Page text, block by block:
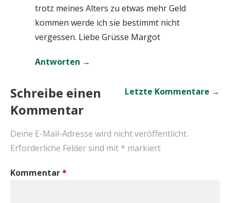
trotz meines Alters zu etwas mehr Geld
kommen werde ich sie bestimmt nicht
vergessen. Liebe Grüsse Margot
Antworten
Kommentar-
Navigation
Letzte Kommentare →
Schreibe einen
Kommentar
Deine E-Mail-Adresse wird nicht veröffentlicht.
Erforderliche Felder sind mit * markiert
Kommentar*